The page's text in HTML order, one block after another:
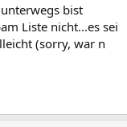
bist
Liste nicht...es sei
(sorry, war n